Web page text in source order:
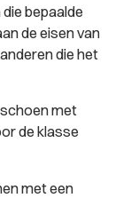
bepaalde
de eisen van
die het
met
de klasse
met een